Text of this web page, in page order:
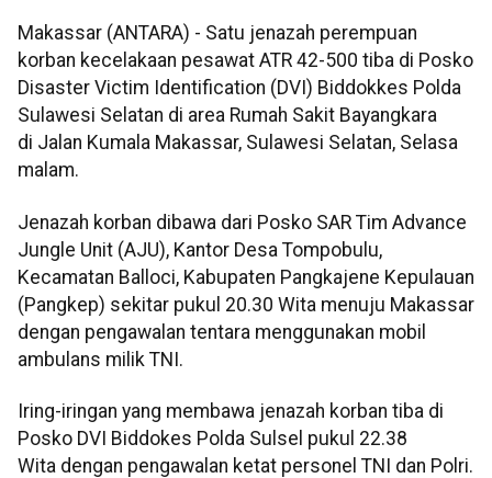
Makassar (ANTARA) - Satu jenazah perempuan
korban kecelakaan pesawat ATR 42-500 tiba di Posko
Disaster Victim Identification (DVI) Biddokkes Polda
Sulawesi Selatan di area Rumah Sakit Bayangkara
di Jalan Kumala Makassar, Sulawesi Selatan, Selasa
malam.
Jenazah korban dibawa dari Posko SAR Tim Advance
Jungle Unit (AJU), Kantor Desa Tompobulu,
Kecamatan Balloci, Kabupaten Pangkajene Kepulauan
(Pangkep) sekitar pukul 20.30 Wita menuju Makassar
dengan pengawalan tentara menggunakan mobil
ambulans milik TNI.
Iring-iringan yang membawa jenazah korban tiba di
Posko DVI Biddokes Polda Sulsel pukul 22.38
Wita dengan pengawalan ketat personel TNI dan Polri.